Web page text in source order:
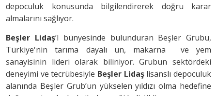
depoculuk konusunda bilgilendirerek doğru karar
almalarını sağlıyor.
Beşler Lidaş’I bünyesinde bulunduran Beşler Grubu,
Türkiye'nin tarıma dayalı un, makarna ve yem
sanayisinin lideri olarak biliniyor. Grubun sektördeki
deneyimi ve tecrübesiyle Beşler Lidaşlisanslı depoculuk
alanında Beşler Grub’un yükselen yıldızı olma hedefine